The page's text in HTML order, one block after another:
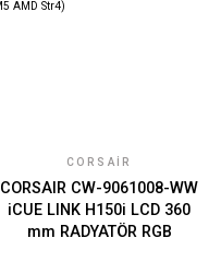
CORSAIR
CORSAIR CW-9061008-WW
iCUE LINK H150i LCD 360
mm RADYATÖR RGB